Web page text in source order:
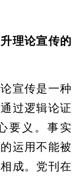
理论宣传的
宣传是一种
过逻辑论证
要义。事实
运用不能被
成。党刊在